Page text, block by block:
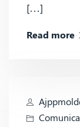
[…]
Read more